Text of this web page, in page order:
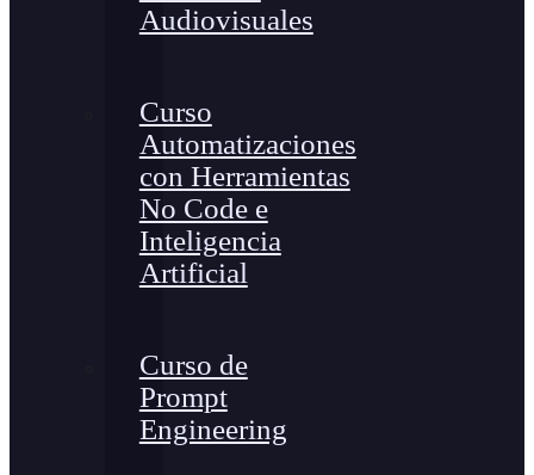
Audiovisuales
Curso
Automatizaciones
con Herramientas
No Code e
Inteligencia
Artificial
Curso de
Prompt
Engineering